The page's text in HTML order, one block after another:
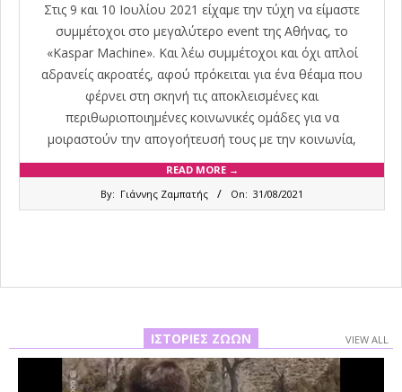
Στις 9 και 10 Ιουλίου 2021 είχαμε την τύχη να είμαστε
συμμέτοχοι στο μεγαλύτερο event της Αθήνας, το
«Kaspar Machine». Και λέω συμμέτοχοι και όχι απλοί
αδρανείς ακροατές, αφού πρόκειται για ένα θέαμα που
φέρνει στη σκηνή τις αποκλεισμένες και
περιθωριοποιημένες κοινωνικές ομάδες για να
μοιραστούν την απογοήτευσή τους με την κοινωνία,
READ MORE →
By: Γιάννης Ζαμπατής On: 31/08/2021
ΙΣΤΟΡΊΕΣ ΖΏΩΝ VIEW ALL